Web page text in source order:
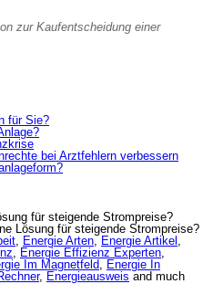
zur Kaufentscheidung einer
für Sie?
bei Arztfehlern verbessern
für steigende Strompreise?
Lösung für steigende Strompreise?
, Energie Arten, Energie Artikel ,
, Energie Effizienz Experten,
Im Magnetfeld, Energie In
, Energieausweis and much